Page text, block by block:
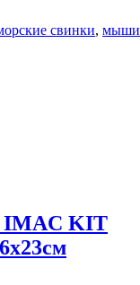
свинки, мыши
IMAC KIT